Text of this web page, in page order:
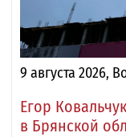
9 августа 2026,
Егор
в Брянской